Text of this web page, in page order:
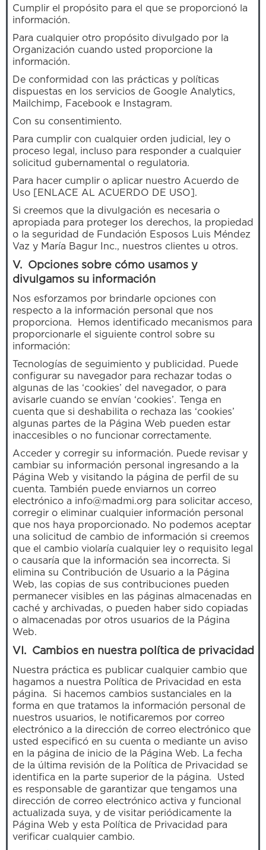
Cumplir el propósito para el que se proporcionó la
información.
Para cualquier otro propósito divulgado por la
Organización cuando usted proporcione la
información.
De conformidad con las prácticas y políticas
dispuestas en los servicios de Google Analytics,
Mailchimp, Facebook e Instagram.
Con su consentimiento.
Para cumplir con cualquier orden judicial, ley o
proceso legal, incluso para responder a cualquier
solicitud gubernamental o regulatoria.
Para hacer cumplir o aplicar nuestro Acuerdo de
Uso [ENLACE AL ACUERDO DE USO].
Si creemos que la divulgación es necesaria o
apropiada para proteger los derechos, la propiedad
o la seguridad de Fundación Esposos Luis Méndez
Vaz y María Bagur Inc., nuestros clientes u otros.
V. Opciones sobre cómo usamos y
divulgamos su información
Nos esforzamos por brindarle opciones con
respecto a la información personal que nos
proporciona. Hemos identificado mecanismos para
proporcionarle el siguiente control sobre su
información:
Tecnologías de seguimiento y publicidad. Puede
configurar su navegador para rechazar todas o
algunas de las ‘cookies’ del navegador, o para
avisarle cuando se envían ‘cookies’. Tenga en
cuenta que si deshabilita o rechaza las ‘cookies’
algunas partes de la Página Web pueden estar
inaccesibles o no funcionar correctamente.
Acceder y corregir su información. Puede revisar y
cambiar su información personal ingresando a la
Página Web y visitando la página de perfil de su
cuenta. También puede enviarnos un correo
electrónico a info@madmi.org para solicitar acceso,
corregir o eliminar cualquier información personal
que nos haya proporcionado. No podemos aceptar
una solicitud de cambio de información si creemos
que el cambio violaría cualquier ley o requisito legal
o causaría que la información sea incorrecta. Si
elimina su Contribución de Usuario a la Página
Web, las copias de sus contribuciones pueden
permanecer visibles en las páginas almacenadas en
caché y archivadas, o pueden haber sido copiadas
o almacenadas por otros usuarios de la Página
Web.
VI. Cambios en nuestra política de privacidad
Nuestra práctica es publicar cualquier cambio que
hagamos a nuestra Política de Privacidad en esta
página. Si hacemos cambios sustanciales en la
forma en que tratamos la información personal de
nuestros usuarios, le notificaremos por correo
electrónico a la dirección de correo electrónico que
usted especificó en su cuenta o mediante un aviso
en la página de inicio de la Página Web. La fecha
de la última revisión de la Política de Privacidad se
identifica en la parte superior de la página. Usted
es responsable de garantizar que tengamos una
dirección de correo electrónico activa y funcional
actualizada suya, y de visitar periódicamente la
Página Web y esta Política de Privacidad para
verificar cualquier cambio.